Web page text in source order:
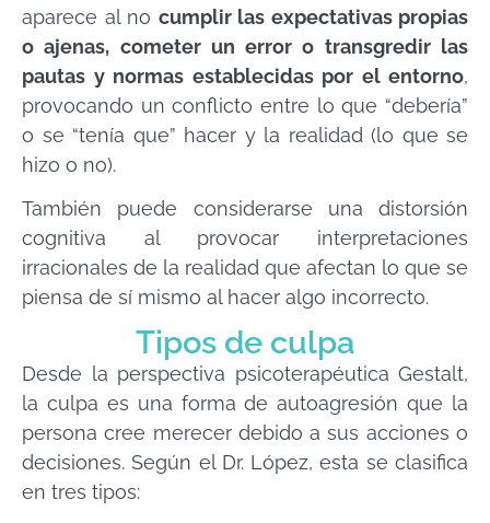
aparece al no cumplir las expectativas propias
o ajenas, cometer un error o transgredir las
pautas y normas establecidas por el entorno,
provocando un conflicto entre lo que “debería”
o se “tenía que” hacer y la realidad (lo que se
hizo o no).
También puede considerarse una distorsión
cognitiva al provocar interpretaciones
irracionales de la realidad que afectan lo que se
piensa de sí mismo al hacer algo incorrecto.
Tipos de culpa
Desde la perspectiva psicoterapéutica Gestalt,
la culpa es una forma de autoagresión que la
persona cree merecer debido a sus acciones o
decisiones. Según el Dr. López, esta se clasifica
en tres tipos: